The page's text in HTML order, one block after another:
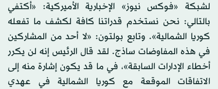
لشبكة «فوكس نيوز» الإخبارية الأميركية: «أكتفي
بالتالي: نحن نستخدم قدراتنا كافة لكشف ما تفعله
كوريا الشمالية». وتابع بولتون: «لا أحد من المشاركين
في هذه المفاوضات ساذج. لقد قال الرئيس إنه لن يكرر
أخطاء الإدارات السابقة»، في ما قد يكون إشارة منه إلى
الاتفاقات الموقعة مع كوريا الشمالية في عهدي